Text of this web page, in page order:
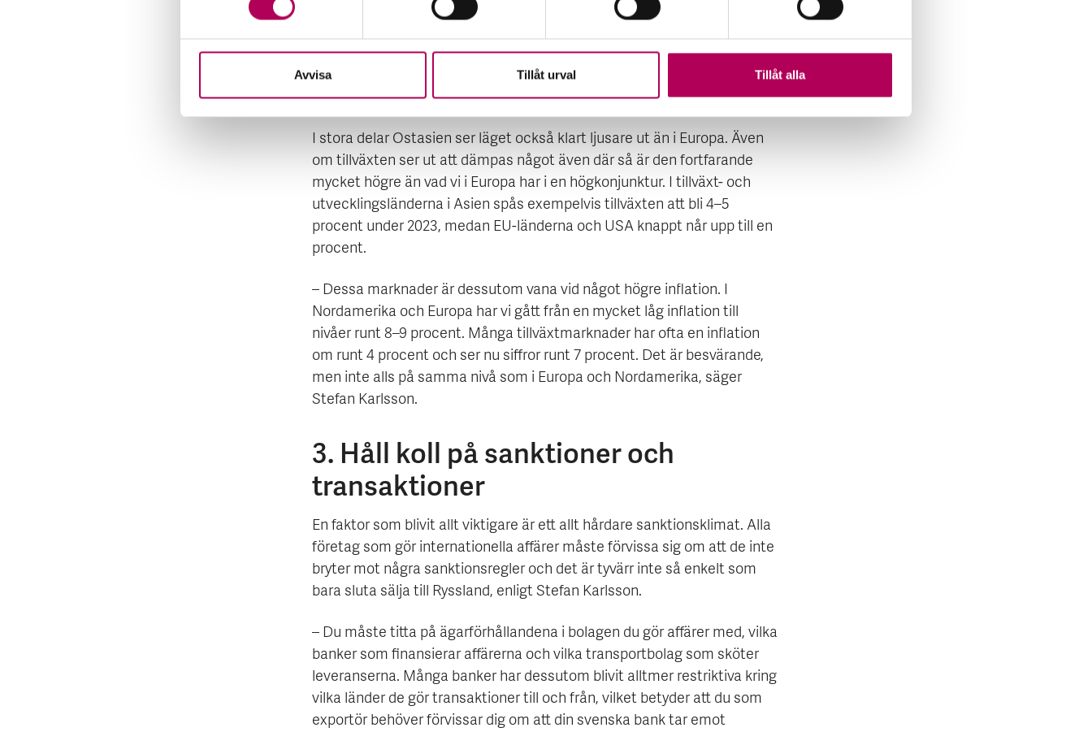
Avvisa Tillåt urval Tillåt alla
överallt. Och även om hela världen påverkas av kriget och den stigande
oljeproducerande ekonomier i Mellanöstern, men även länder som
Norge och Indonesien gynnas av högre energi- och råvarupriser, förklarar
Stefan Karlsson.
I stora delar Ostasien ser läget också klart ljusare ut än i Europa. Även
om tillväxten ser ut att dämpas något även där så är den fortfarande
mycket högre än vad vi i Europa har i en högkonjunktur. I tillväxt- och
utvecklingsländerna i Asien spås exempelvis tillväxten att bli 4–5
procent under 2023, medan EU-länderna och USA knappt når upp till en
procent.
– Dessa marknader är dessutom vana vid något högre inflation. I
Nordamerika och Europa har vi gått från en mycket låg inflation till
nivåer runt 8–9 procent. Många tillväxtmarknader har ofta en inflation
om runt 4 procent och ser nu siffror runt 7 procent. Det är besvärande,
men inte alls på samma nivå som i Europa och Nordamerika, säger
Stefan Karlsson.
3. Håll koll på sanktioner och
transaktioner
En faktor som blivit allt viktigare är ett allt hårdare sanktionsklimat. Alla
företag som gör internationella affärer måste förvissa sig om att de inte
bryter mot några sanktionsregler och det är tyvärr inte så enkelt som
bara sluta sälja till Ryssland, enligt Stefan Karlsson.
– Du måste titta på ägarförhållandena i bolagen du gör affärer med, vilka
banker som finansierar affärerna och vilka transportbolag som sköter
leveranserna. Många banker har dessutom blivit alltmer restriktiva kring
vilka länder de gör transaktioner till och från, vilket betyder att du som
exportör behöver förvissar dig om att din svenska bank tar emot